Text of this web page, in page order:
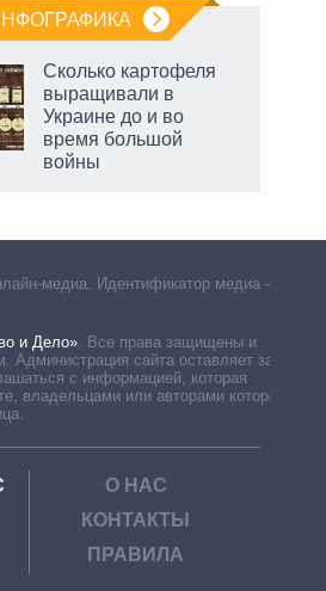
Сколько картофеля
выращивали в
Украине до и во
время большой
войны
медиа. Идентификатор медиа –
и Дело». Все права защищены и
Администрация сайта оставляет за
с информацией, которая
владельцами или авторами которой
О НАС
КОНТАКТЫ
ПРАВИЛА